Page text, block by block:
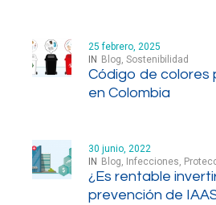
25 febrero, 2025
IN
Blog, Sostenibilidad
Código de colores
en Colombia
30 junio, 2022
IN
Blog, Infecciones,
¿Es rentable
prevención de